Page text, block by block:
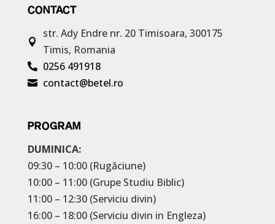
CONTACT

str. Ady Endre nr. 20 Timisoara, 300175
Timis, Romania
 0256 491918
 contact@betel.ro
PROGRAM
DUMINICA:
09:30 – 10:00 (Rugăciune)
10:00 – 11:00 (Grupe Studiu Biblic)
11:00 – 12:30 (Serviciu divin)
16:00 – 18:00 (Serviciu divin in Engleza)